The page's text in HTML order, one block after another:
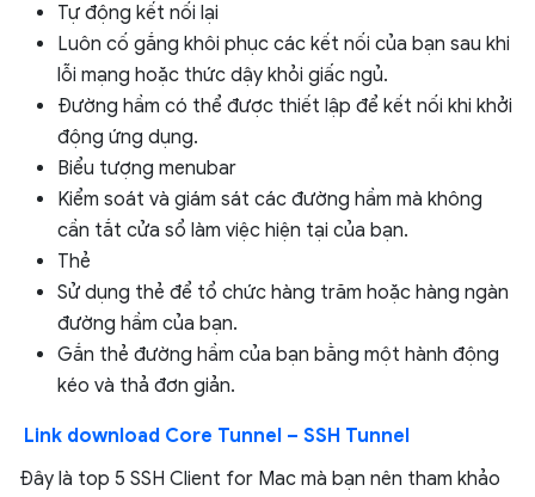
Tự động kết nối lại
Luôn cố gắng khôi phục các kết nối của bạn sau khi
lỗi mạng hoặc thức dậy khỏi giấc ngủ.
Đường hầm có thể được thiết lập để kết nối khi khởi
động ứng dụng.
Biểu tượng menubar
Kiểm soát và giám sát các đường hầm mà không
cần tắt cửa sổ làm việc hiện tại của bạn.
Thẻ
Sử dụng thẻ để tổ chức hàng trăm hoặc hàng ngàn
đường hầm của bạn.
Gắn thẻ đường hầm của bạn bằng một hành động
kéo và thả đơn giản.
Link download Core Tunnel – SSH Tunnel
Đây là top 5 SSH Client for Mac mà bạn nên tham khảo